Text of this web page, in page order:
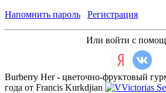
Напомнить пароль
Регистрация
Или войти с
Burberry Her - цветочно-фруктовый
года от Francis Kurkdjian